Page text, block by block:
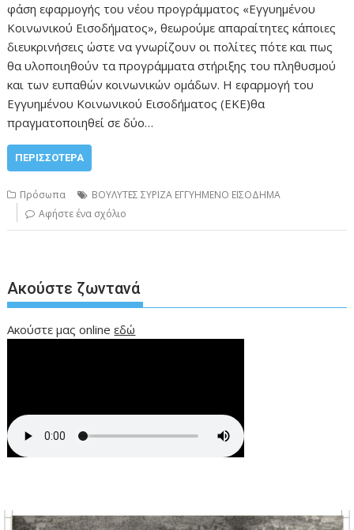
φάση εφαρμογής του νέου προγράμματος «Εγγυημένου
Κοινωνικού Εισοδήματος», θεωρούμε απαραίτητες κάποιες
διευκρινήσεις ώστε να γνωρίζουν οι πολίτες πότε και πως
θα υλοποιηθούν τα προγράμματα στήριξης του πληθυσμού
και των ευπαθών κοινωνικών ομάδων. Η εφαρμογή του
Εγγυημένου Κοινωνικού Εισοδήματος (ΕΚΕ)θα
πραγματοποιηθεί σε δύο…
ΠΕΡΙΣΣΌΤΕΡΑ
Πρόσωπα
ΒΟΥΛΥΤΕΣ ΣΥΡΙΖΑ ΕΓΓΥΗΜΕΝΟ ΕΙΣΟΔΗΜΑ
Αφήστε ένα σχόλιο
Ακούστε ζωντανά
Ακούστε μας onlineεδώ